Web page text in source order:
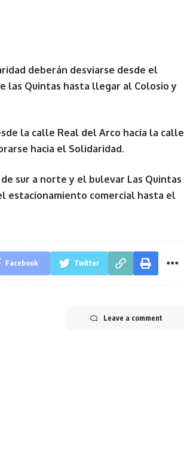
deberán desviarse desde el
las Quintas hasta llegar al Colosio y
la calle Real del Arco hacia la calle
hacia el Solidaridad.
sur a norte y el bulevar Las Quintas
estacionamiento comercial hasta el
Facebook Twitter
Leave a comment